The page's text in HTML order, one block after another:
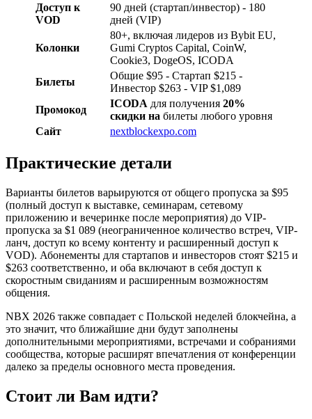
Доступ к
VOD
90 дней (стартап/инвестор) - 180
дней (VIP)
Колонки
80+, включая лидеров из Bybit EU,
Gumi Cryptos Capital, CoinW,
Cookie3, DogeOS, ICODA
Билеты
Общие $95 - Стартап $215 -
Инвестор $263 - VIP $1,089
Промокод
ICODA для получения 20%
скидки на билеты любого уровня
Сайт
nextblockexpo.com
Практические детали
Варианты билетов варьируются от общего пропуска за $95
(полный доступ к выставке, семинарам, сетевому
приложению и вечеринке после мероприятия) до VIP-
пропуска за $1 089 (неограниченное количество встреч, VIP-
ланч, доступ ко всему контенту и расширенный доступ к
VOD). Абонементы для стартапов и инвесторов стоят $215 и
$263 соответственно, и оба включают в себя доступ к
скоростным свиданиям и расширенным возможностям
общения.
NBX 2026 также совпадает с Польской неделей блокчейна, а
это значит, что ближайшие дни будут заполнены
дополнительными мероприятиями, встречами и собраниями
сообщества, которые расширят впечатления от конференции
далеко за пределы основного места проведения.
Стоит ли Вам идти?